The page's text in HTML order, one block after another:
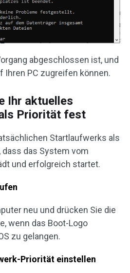
abgeschlossen ist, und
Ihren PC zugreifen können.
Ihr aktuelles
Priorität fest
Startlaufwerks als
das System vom
und erfolgreich startet.
neu und drücken Sie die
wenn das Boot-Logo
zu gelangen.
Priorität einstellen